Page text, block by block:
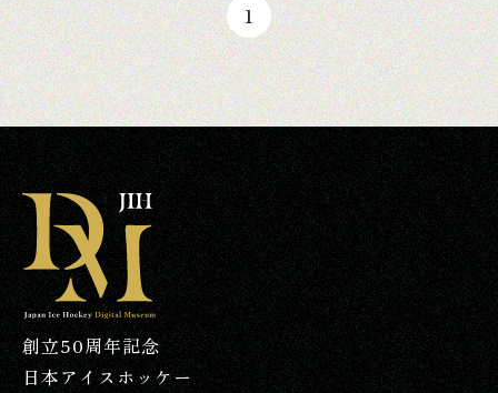
1
創立50周年記念
日本アイスホッケー